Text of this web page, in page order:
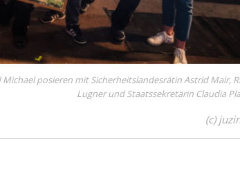
posieren mit Sicherheitslandesrätin Astrid Mair,
Lugner und Staatssekretärin Claudia
(c)